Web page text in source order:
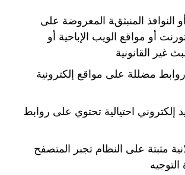
أو النوافذ المنبثقة المعروضة على
أو مواقع الويب الإباحية أو
غير القانونية
روابط مضللة على مواقع إلكترونية
إلكتروني احتيالية تحتوي على روابط
مثبتة على النظام تجبر المتصفح